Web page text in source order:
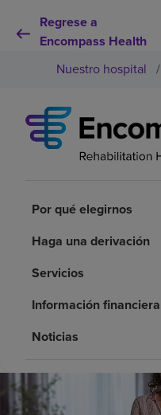
Regrese a
Encompass Health
Por qué debe elegirnos
Recursos de salud
Nuestro hospital /
Por qué elegirnos
Haga una derivación
Servicios
Información financiera
Noticias